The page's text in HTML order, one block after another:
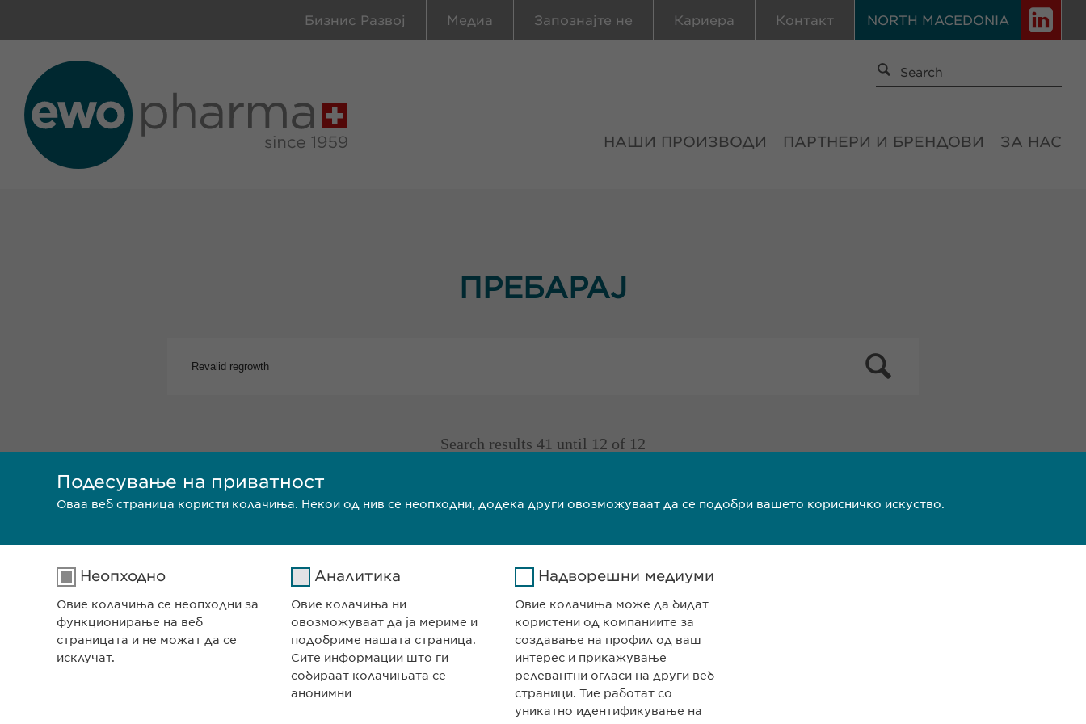
NORTH MACEDONIA
Бизнис Развој Медиа Запознајте не Кариера Контакт
НАШИ ПРОИЗВОДИ ПАРТНЕРИ И БРЕНДОВИ ЗА НАС
ПРЕБАРАЈ
Search results 41 until 12 of 12
previous
1 2
СЕДИШТЕ НА КОМПАНИЈАТА
КОНТАКТ
Телефон: +389 (0)2 511 35 99
Подесување на приватност
Оваа веб страница користи колачиња. Некои од нив се неопходни, додека други овозможуваат да се подобри вашето корисничко искуство.
Неопходно
Овие колачиња се неопходни за
функционирање на веб
страницата и не можат да се
исклучат.
Аналитика
Овие колачиња ни
овозможуваат да ја мериме и
подобриме нашата страница.
Сите информации што ги
собираат колачињата се
анонимни
Надворешни медиуми
Овие колачиња може да бидат
користени од компаниите за
создавање на профил од ваш
интерес и прикажување
релевантни огласи на други веб
страници. Тие работат со
уникатно идентификување на